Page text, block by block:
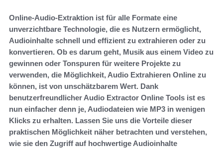
Online-Audio-Extraktion ist für alle Formate eine
unverzichtbare Technologie, die es Nutzern ermöglicht,
Audioinhalte schnell und effizient zu extrahieren oder zu
konvertieren. Ob es darum geht, Musik aus einem Video zu
gewinnen oder Tonspuren für weitere Projekte zu
verwenden, die Möglichkeit, Audio Extrahieren Online zu
können, ist von unschätzbarem Wert. Dank
benutzerfreundlicher Audio Extractor Online Tools ist es
nun einfacher denn je, Audiodateien wie MP3 in wenigen
Klicks zu erhalten. Lassen Sie uns die Vorteile dieser
praktischen Möglichkeit näher betrachten und verstehen,
wie sie den Zugriff auf hochwertige Audioinhalte